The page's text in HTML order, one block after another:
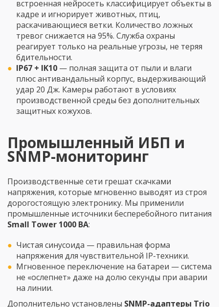
встроенная нейросеть классифицирует объекты в
кадре и игнорирует животных, птиц,
раскачивающиеся ветки. Количество ложных
тревог снижается на 95%. Служба охраны
реагирует только на реальные угрозы, не теряя
бдительности.
IP67 + IK10 — полная защита от пыли и влаги
плюс антивандальный корпус, выдерживающий
удар 20 Дж. Камеры работают в условиях
производственной среды без дополнительных
защитных кожухов.
Промышленный ИБП и
SNMP-мониторинг
Производственные сети грешат скачками
напряжения, которые мгновенно выводят из строя
дорогостоящую электронику. Мы применили
промышленные источники бесперебойного питания
Small Tower 1000 ВА:
Чистая синусоида — правильная форма
напряжения для чувствительной IP-техники.
Мгновенное переключение на батареи — система
не «ослепнет» даже на долю секунды при аварии
на линии.
Дополнительно установлены SNMP-адаптеры Trio